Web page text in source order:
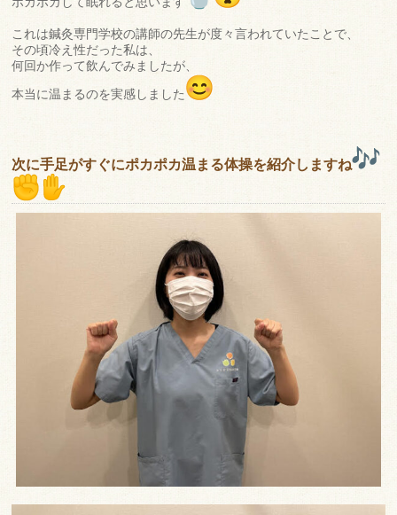
これは鍼灸専門学校の講師の先生が度々言われていたことで、
その頃冷え性だった私は、
何回か作って飲んでみましたが、
本当に温まるのを実感しました
次に手足がすぐにポカポカ温まる体操を紹介しますね